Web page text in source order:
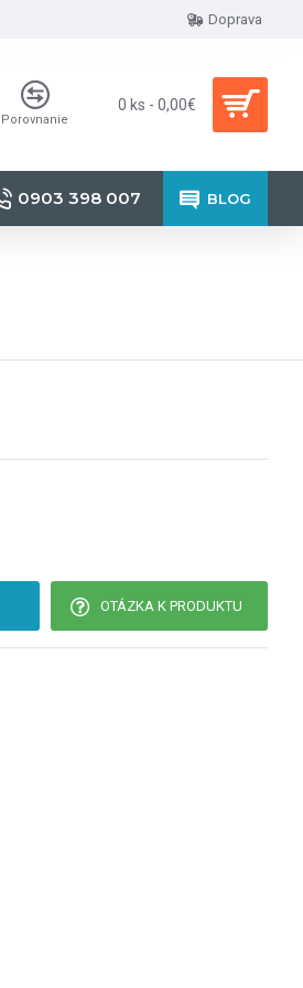
Doprava
Porovnanie
0 ks - 0,00€
0903 398 007 BLOG
OTÁZKA K PRODUKTU